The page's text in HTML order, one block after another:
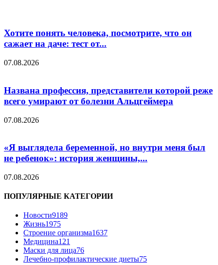
Хотите понять человека, посмотрите, что он
сажает на даче: тест от...
07.08.2026
Названа профессия, представители которой реже
всего умирают от болезни Альцгеймера
07.08.2026
«Я выглядела беременной, но внутри меня был
не ребенок»: история женщины,...
07.08.2026
ПОПУЛЯРНЫЕ КАТЕГОРИИ
Новости9189
Жизнь1975
Строение организма1637
Медицина121
Маски для лица76
Лечебно-профилактические диеты75